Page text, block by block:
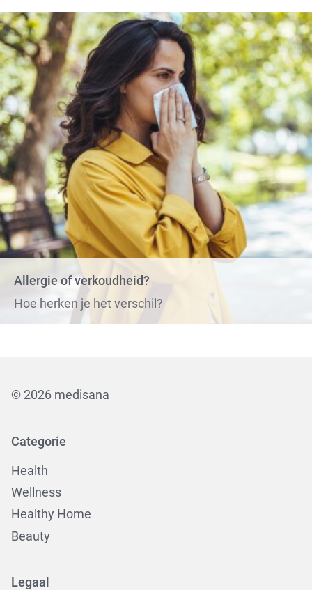
Allergie of verkoudheid?
Hoe herken je het verschil?
© 2026 medisana
Categorie
Health
Wellness
Healthy Home
Beauty
Legaal